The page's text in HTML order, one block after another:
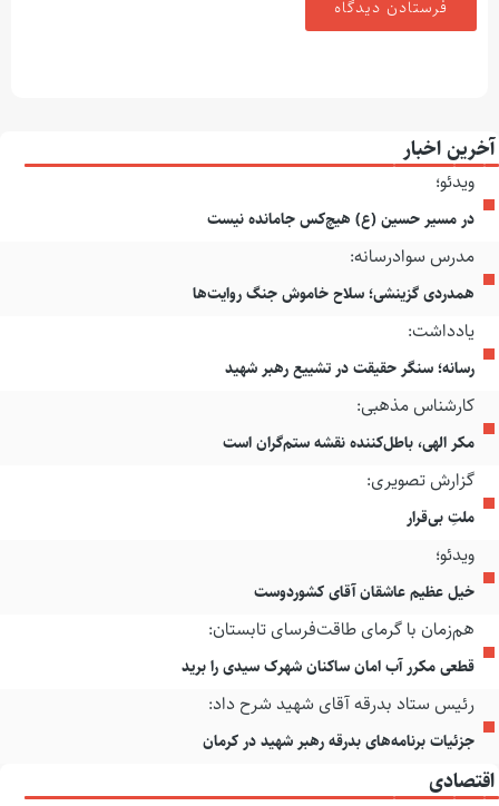
آخرین اخبار
ویدئو؛
در مسیر حسین (ع) هیچ‌کس جامانده نیست
مدرس سوادرسانه:
همدردی گزینشی؛ سلاح خاموش جنگ روایت‌ها
یادداشت:
رسانه؛ سنگر حقیقت در تشییع رهبر شهید
کارشناس مذهبی:
مکر الهی، باطل‌کننده نقشه ستم‌گران است
گزارش تصویری:
ملتِ بی‌قرار
ویدئو؛
خیل عظیم عاشقان آقای کشوردوست
هم‌زمان با گرمای طاقت‌فرسای تابستان:
قطعی مکرر آب امان ساکنان شهرک سیدی را برید
رئیس ستاد بدرقه آقای شهید شرح داد:
جزئیات برنامه‌های بدرقه رهبر شهید در کرمان
اقتصادی